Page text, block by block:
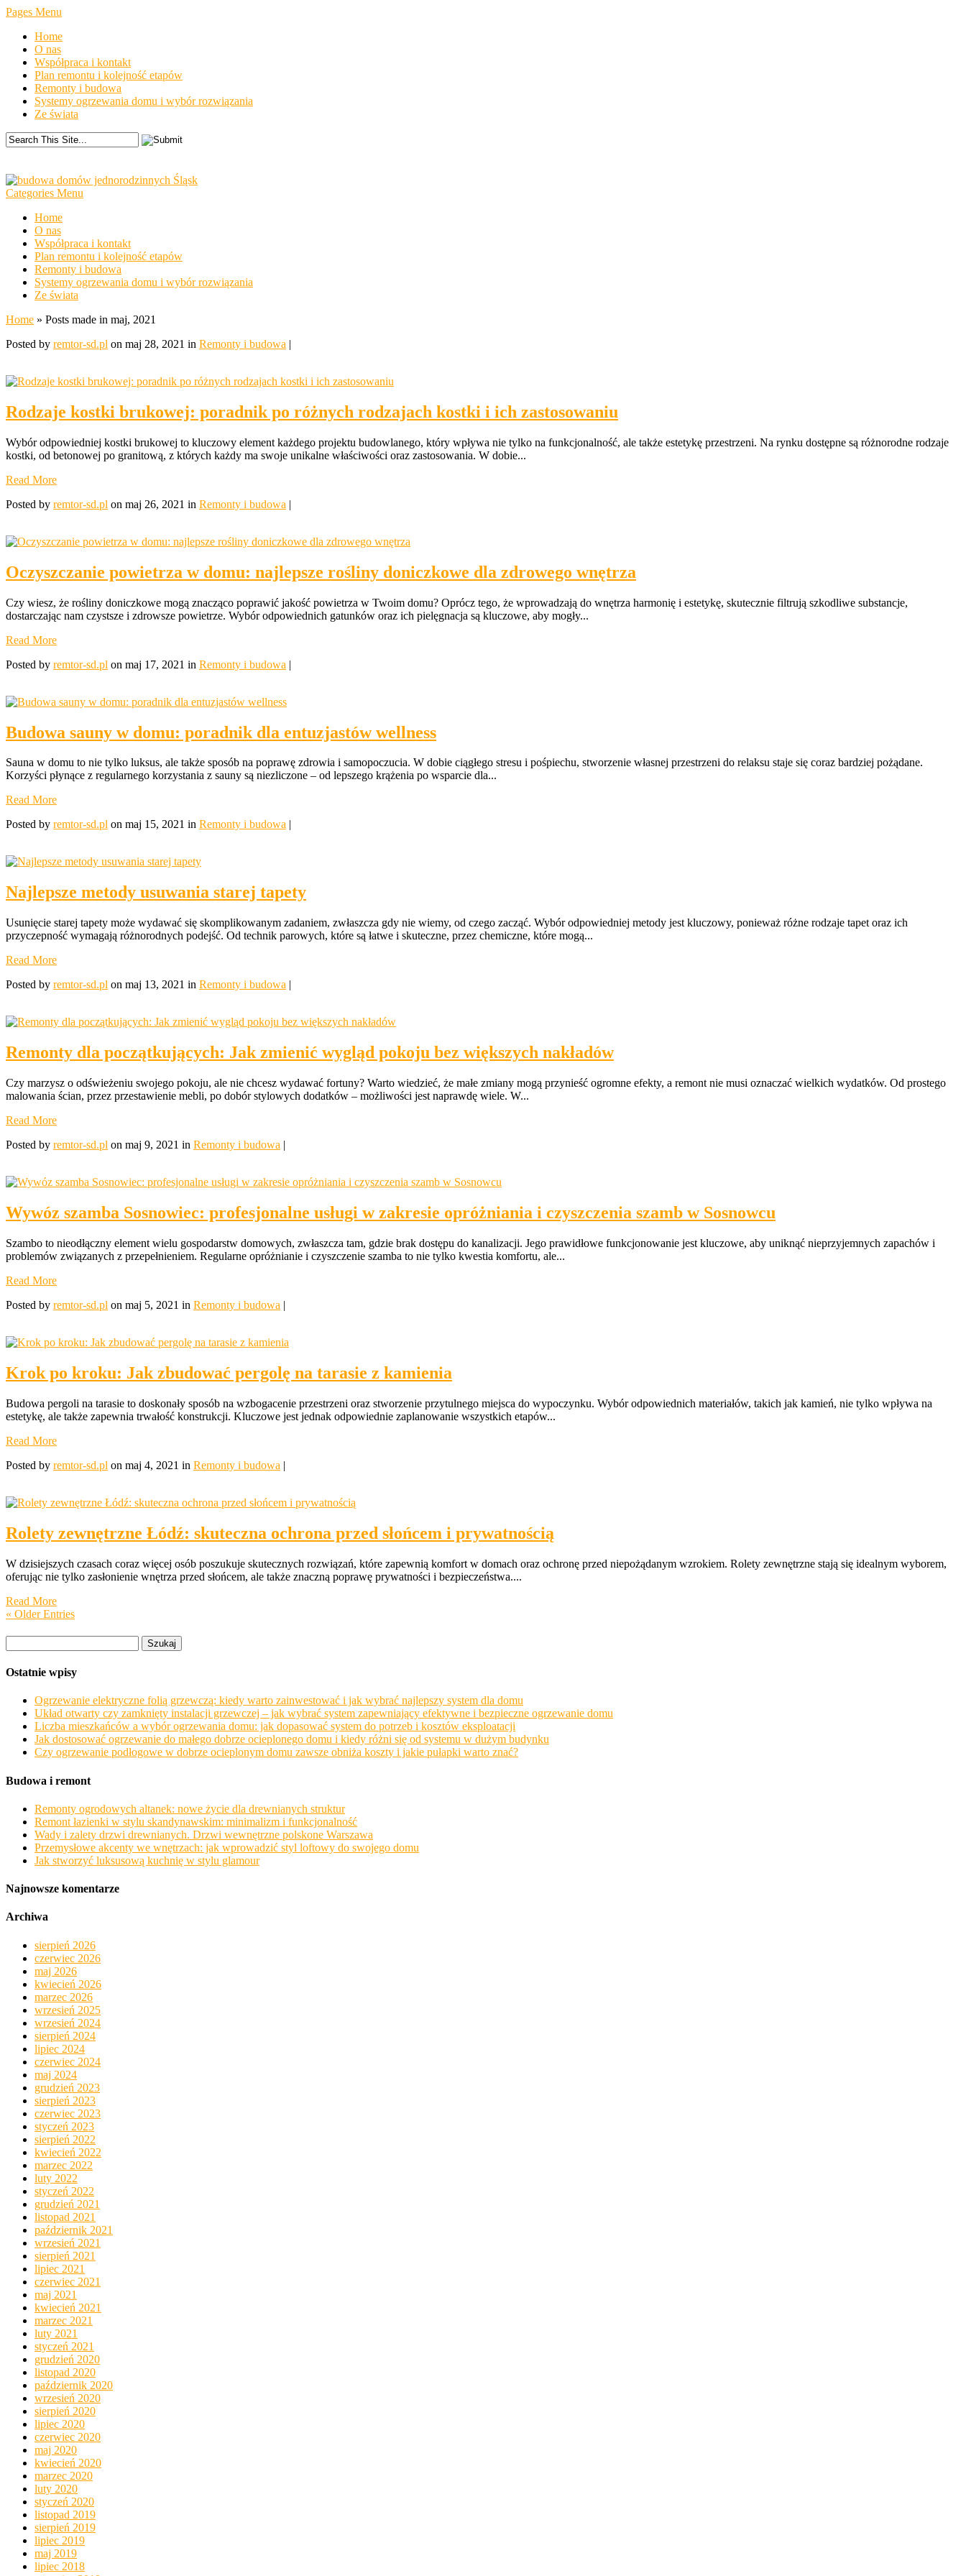
Pages Menu
Home
O nas
Współpraca i kontakt
Plan remontu i kolejność etapów
Remonty i budowa
Systemy ogrzewania domu i wybór rozwiązania
Ze świata
Categories Menu
Home
O nas
Współpraca i kontakt
Plan remontu i kolejność etapów
Remonty i budowa
Systemy ogrzewania domu i wybór rozwiązania
Ze świata
Home » Posts made in maj, 2021
Posted by remtor-sd.pl on maj 28, 2021 in Remonty i budowa |
Rodzaje kostki brukowej: poradnik po różnych rodzajach kostki i ich zastosowaniu
Wybór odpowiedniej kostki brukowej to kluczowy element każdego projektu budowlanego, który wpływa nie tylko na funkcjonalność, ale także estetykę przestrzeni. Na rynku dostępne są różnorodne rodzaje
kostki, od betonowej po granitową, z których każdy ma swoje unikalne właściwości oraz zastosowania. W dobie...
Read More
Posted by remtor-sd.pl on maj 26, 2021 in Remonty i budowa |
Oczyszczanie powietrza w domu: najlepsze rośliny doniczkowe dla zdrowego wnętrza
Czy wiesz, że rośliny doniczkowe mogą znacząco poprawić jakość powietrza w Twoim domu? Oprócz tego, że wprowadzają do wnętrza harmonię i estetykę, skutecznie filtrują szkodliwe substancje,
dostarczając nam czystsze i zdrowsze powietrze. Wybór odpowiednich gatunków oraz ich pielęgnacja są kluczowe, aby mogły...
Read More
Posted by remtor-sd.pl on maj 17, 2021 in Remonty i budowa |
Budowa sauny w domu: poradnik dla entuzjastów wellness
Sauna w domu to nie tylko luksus, ale także sposób na poprawę zdrowia i samopoczucia. W dobie ciągłego stresu i pośpiechu, stworzenie własnej przestrzeni do relaksu staje się coraz bardziej pożądane.
Korzyści płynące z regularnego korzystania z sauny są niezliczone – od lepszego krążenia po wsparcie dla...
Read More
Posted by remtor-sd.pl on maj 15, 2021 in Remonty i budowa |
Najlepsze metody usuwania starej tapety
Usunięcie starej tapety może wydawać się skomplikowanym zadaniem, zwłaszcza gdy nie wiemy, od czego zacząć. Wybór odpowiedniej metody jest kluczowy, ponieważ różne rodzaje tapet oraz ich
przyczepność wymagają różnorodnych podejść. Od technik parowych, które są łatwe i skuteczne, przez chemiczne, które mogą...
Read More
Posted by remtor-sd.pl on maj 13, 2021 in Remonty i budowa |
Remonty dla początkujących: Jak zmienić wygląd pokoju bez większych nakładów
Czy marzysz o odświeżeniu swojego pokoju, ale nie chcesz wydawać fortuny? Warto wiedzieć, że małe zmiany mogą przynieść ogromne efekty, a remont nie musi oznaczać wielkich wydatków. Od prostego
malowania ścian, przez przestawienie mebli, po dobór stylowych dodatków – możliwości jest naprawdę wiele. W...
Read More
Posted by remtor-sd.pl on maj 9, 2021 in Remonty i budowa |
Wywóz szamba Sosnowiec: profesjonalne usługi w zakresie opróżniania i czyszczenia szamb w Sosnowcu
Szambo to nieodłączny element wielu gospodarstw domowych, zwłaszcza tam, gdzie brak dostępu do kanalizacji. Jego prawidłowe funkcjonowanie jest kluczowe, aby uniknąć nieprzyjemnych zapachów i
problemów związanych z przepełnieniem. Regularne opróżnianie i czyszczenie szamba to nie tylko kwestia komfortu, ale...
Read More
Posted by remtor-sd.pl on maj 5, 2021 in Remonty i budowa |
Krok po kroku: Jak zbudować pergolę na tarasie z kamienia
Budowa pergoli na tarasie to doskonały sposób na wzbogacenie przestrzeni oraz stworzenie przytulnego miejsca do wypoczynku. Wybór odpowiednich materiałów, takich jak kamień, nie tylko wpływa na
estetykę, ale także zapewnia trwałość konstrukcji. Kluczowe jest jednak odpowiednie zaplanowanie wszystkich etapów...
Read More
Posted by remtor-sd.pl on maj 4, 2021 in Remonty i budowa |
Rolety zewnętrzne Łódź: skuteczna ochrona przed słońcem i prywatnością
W dzisiejszych czasach coraz więcej osób poszukuje skutecznych rozwiązań, które zapewnią komfort w domach oraz ochronę przed niepożądanym wzrokiem. Rolety zewnętrzne stają się idealnym wyborem,
oferując nie tylko zasłonienie wnętrza przed słońcem, ale także znaczną poprawę prywatności i bezpieczeństwa....
Read More
« Older Entries
Ostatnie wpisy
Ogrzewanie elektryczne folią grzewczą: kiedy warto zainwestować i jak wybrać najlepszy system dla domu
Układ otwarty czy zamknięty instalacji grzewczej – jak wybrać system zapewniający efektywne i bezpieczne ogrzewanie domu
Liczba mieszkańców a wybór ogrzewania domu: jak dopasować system do potrzeb i kosztów eksploatacji
Jak dostosować ogrzewanie do małego dobrze ocieplonego domu i kiedy różni się od systemu w dużym budynku
Czy ogrzewanie podłogowe w dobrze ocieplonym domu zawsze obniża koszty i jakie pułapki warto znać?
Budowa i remont
Remonty ogrodowych altanek: nowe życie dla drewnianych struktur
Remont łazienki w stylu skandynawskim: minimalizm i funkcjonalność
Wady i zalety drzwi drewnianych. Drzwi wewnętrzne polskone Warszawa
Przemysłowe akcenty we wnętrzach: jak wprowadzić styl loftowy do swojego domu
Jak stworzyć luksusową kuchnię w stylu glamour
Najnowsze komentarze
Archiwa
sierpień 2026
czerwiec 2026
maj 2026
kwiecień 2026
marzec 2026
wrzesień 2025
wrzesień 2024
sierpień 2024
lipiec 2024
czerwiec 2024
maj 2024
grudzień 2023
sierpień 2023
czerwiec 2023
styczeń 2023
sierpień 2022
kwiecień 2022
marzec 2022
luty 2022
styczeń 2022
grudzień 2021
listopad 2021
październik 2021
wrzesień 2021
sierpień 2021
lipiec 2021
czerwiec 2021
maj 2021
kwiecień 2021
marzec 2021
luty 2021
styczeń 2021
grudzień 2020
listopad 2020
październik 2020
wrzesień 2020
sierpień 2020
lipiec 2020
czerwiec 2020
maj 2020
kwiecień 2020
marzec 2020
luty 2020
styczeń 2020
listopad 2019
sierpień 2019
lipiec 2019
maj 2019
lipiec 2018